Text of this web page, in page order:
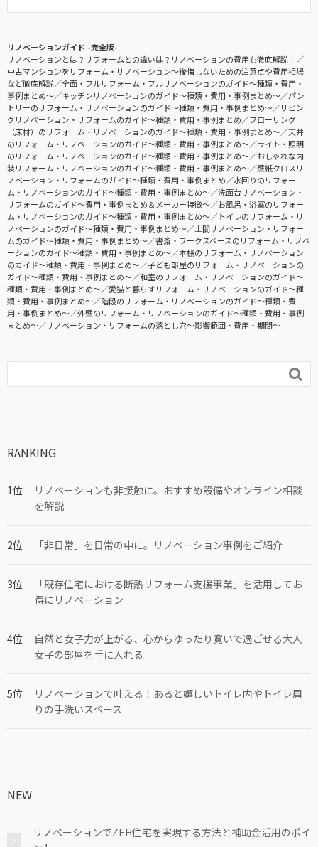
リノベーションガイド -完全版-
リノベーションとは？リフォームとの違いは？リノベーションの費用も徹底解説！
中古マンションをリフォーム・リノベーション〜後悔しないための注意点や費用相場
など徹底解説
全面・フルリフォーム・フルリノベーションのガイド〜種類・費用・
事例まとめ〜
キッチンリノベーションのガイド〜種類・費用・事例まとめ〜
パン
トリーのリフォーム・リノベーションのガイド〜種類・費用・事例まとめ〜
リビン
グリノベーション・リフォームのガイド〜種類・費用・事例まとめ
フローリング
（床材）のリフォーム・リノベーションのガイド〜種類・費用・事例まとめ〜
天井
のリフォーム・リノベーションのガイド〜種類・費用・事例まとめ〜
ライト・照明
のリフォーム・リノベーションのガイド〜種類・費用・事例まとめ〜
おしゃれな内
装リフォーム・リノベーションのガイド〜種類・費用・事例まとめ〜
壁紙クロスリ
ノベーション・リフォームのガイド〜種類・費用・事例まとめ
水回りのリフォー
ム・リノベーションのガイド〜種類・費用・事例まとめ〜
洗面台リノベーション・
リフォームのガイド〜費用・事例まとめ＆メーカー特徴〜
お風呂・浴室のリフォー
ム・リノベーションのガイド〜種類・費用・事例まとめ〜
トイレのリフォーム・リ
ノベーションのガイド〜種類・費用・事例まとめ〜
土間リノベーション・リフォー
ムのガイド〜種類・費用・事例まとめ〜
書斎・ワークスペースのリフォーム・リノベ
ーションのガイド〜種類・費用・事例まとめ〜
本棚のリフォーム・リノベーション
のガイド〜種類・費用・事例まとめ〜
子ども部屋のリフォーム・リノベーションの
ガイド〜種類・費用・事例まとめ〜
和室のリフォーム・リノベーションのガイド〜
種類・費用・事例まとめ〜
愛猫と暮らすリフォーム・リノベーションのガイド〜種
類・費用・事例まとめ〜
階段のリフォーム・リノベーションのガイド〜種類・費
用・事例まとめ〜
外壁のリフォーム・リノベーションのガイド〜種類・費用・事例
まとめ〜
リノベーション・リフォームの落とし穴～影響範囲・費用・期間～

RANKING
リノベーションも非接触に。おすすめ設備やオンライン相談
を解説
「非日常」を日常の中に。リノベーション事例をご紹介
「既存住宅における断熱リフォーム支援事業」を活用してお
得にリノベーション
自然と女子力が上がる、心からゆったり寛いで過ごせる大人
女子の部屋を手に入れる
リノベーションで叶える！あると嬉しいトイレ内やトイレ周
りの手洗いスペース
NEW
リノベーションでZEH住宅を実現する方法と補助金活用のポイ